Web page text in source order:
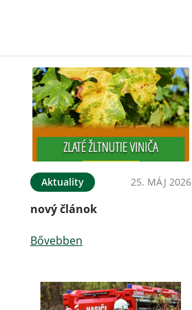
Aktuality 25. MÁJ 2026
nový článok
Bővebben